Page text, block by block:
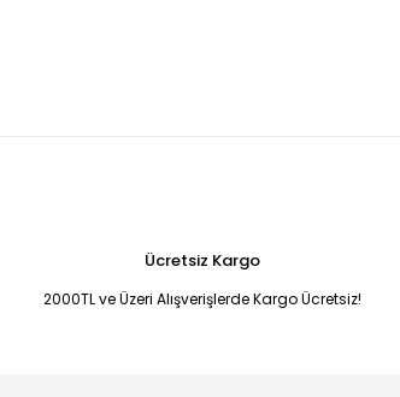
Ücretsiz Kargo
2000TL ve Üzeri Alışverişlerde Kargo Ücretsiz!